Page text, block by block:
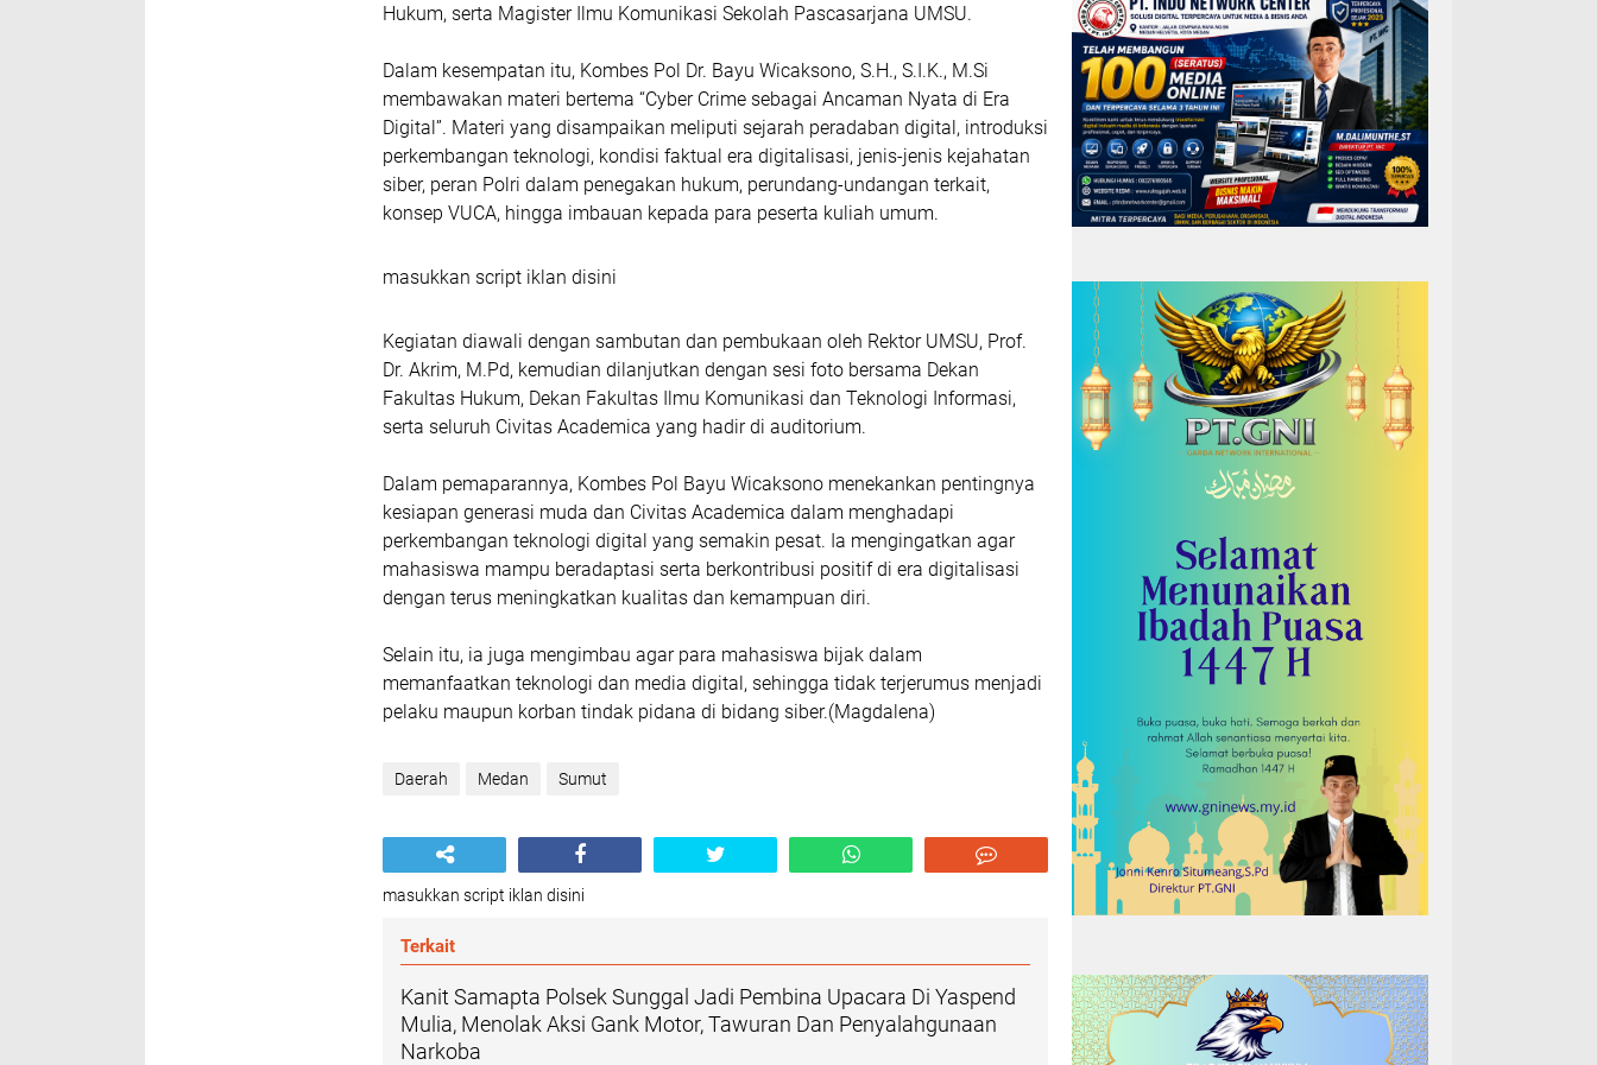
Hukum, serta Magister Ilmu Komunikasi Sekolah Pascasarjana UMSU.
Dalam kesempatan itu, Kombes Pol Dr. Bayu Wicaksono, S.H., S.I.K., M.Si
membawakan materi bertema “Cyber Crime sebagai Ancaman Nyata di Era
Digital”. Materi yang disampaikan meliputi sejarah peradaban digital, introduksi
perkembangan teknologi, kondisi faktual era digitalisasi, jenis-jenis kejahatan
siber, peran Polri dalam penegakan hukum, perundang-undangan terkait,
konsep VUCA, hingga imbauan kepada para peserta kuliah umum.
masukkan script iklan disini
Kegiatan diawali dengan sambutan dan pembukaan oleh Rektor UMSU, Prof.
Dr. Akrim, M.Pd, kemudian dilanjutkan dengan sesi foto bersama Dekan
Fakultas Hukum, Dekan Fakultas Ilmu Komunikasi dan Teknologi Informasi,
serta seluruh Civitas Academica yang hadir di auditorium.
Dalam pemaparannya, Kombes Pol Bayu Wicaksono menekankan pentingnya
kesiapan generasi muda dan Civitas Academica dalam menghadapi
perkembangan teknologi digital yang semakin pesat. Ia mengingatkan agar
mahasiswa mampu beradaptasi serta berkontribusi positif di era digitalisasi
dengan terus meningkatkan kualitas dan kemampuan diri.
Selain itu, ia juga mengimbau agar para mahasiswa bijak dalam
memanfaatkan teknologi dan media digital, sehingga tidak terjerumus menjadi
pelaku maupun korban tindak pidana di bidang siber.(Magdalena)
Daerah Medan Sumut
masukkan script iklan disini
Terkait
Kanit Samapta Polsek Sunggal Jadi Pembina Upacara Di Yaspend
Mulia, Menolak Aksi Gank Motor, Tawuran Dan Penyalahgunaan
Narkoba